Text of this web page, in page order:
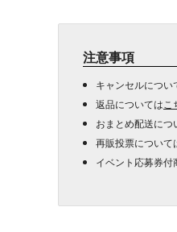
注意事項
キャンセルについ
返品については こ
おまとめ配送につ
再販投票について
イベント応募券